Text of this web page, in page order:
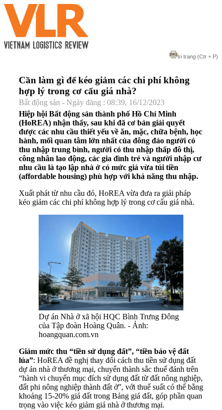
In trang (Ctr + P)
Cần làm gì để kéo giảm các chi phí không
hợp lý trong cơ cấu giá nhà?
Bất động sản - Ngày đăng : 08:39, 16/12/2023
Hiệp hội Bất động sản thành phố Hồ Chí Minh
(HoREA) nhận thấy, sau khi đã cơ bản giải quyết
được các nhu cầu thiết yếu về ăn, mặc, chữa bệnh, học
hành, mối quan tâm lớn nhất của đông đảo người có
thu nhập trung bình, người có thu nhập thấp đô thị,
công nhân lao động, các gia đình trẻ và người nhập cư
nhu cầu là tạo lập nhà ở có mức giá vừa túi tiền
(affordable housing) phù hợp với khả năng thu nhập.
Xuất phát từ nhu cầu đó, HoREA vừa đưa ra giải pháp
kéo giảm các chi phí không hợp lý trong cơ cấu giá nhà.
Dự án Nhà ở xã hội HQC Bình Trưng Đông
của Tập đoàn Hoàng Quân. - Ảnh:
hoangquan.com.vn
Giảm mức thu “tiền sử dụng đất”, “tiền bảo vệ đất
lúa”: HoREA đề nghị thay đổi cách thu tiền sử dụng đất
dự án nhà ở thương mại, chuyển thành sắc thuế đánh trên
“hành vi chuyển mục đích sử dụng đất từ đất nông nghiệp,
đất phi nông nghiệp thành đất ở”, với thuế suất có thể bằng
khoảng 15-20% giá đất trong Bảng giá đất, góp phần quan
trọng vào việc kéo giảm giá nhà ở thương mại.